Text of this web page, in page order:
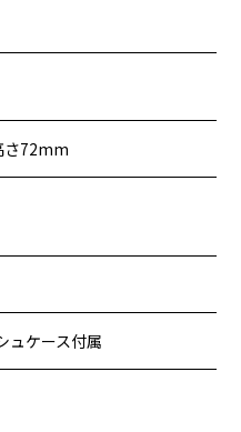
さ72mm
ュケース付属